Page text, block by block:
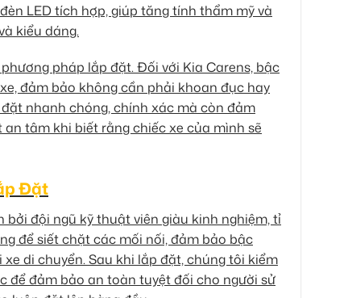
LED tích hợp, giúp tăng tính thẩm mỹ và
kiểu dáng.
pháp lắp đặt. Đối với Kia Carens, bậc
đảm bảo không cần phải khoan đục hay
nhanh chóng, chính xác mà còn đảm
tâm khi biết rằng chiếc xe của mình sẽ
Đặt
đội ngũ kỹ thuật viên giàu kinh nghiệm, tỉ
để siết chặt các mối nối, đảm bảo bậc
di chuyển. Sau khi lắp đặt, chúng tôi kiểm
để đảm bảo an toàn tuyệt đối cho người sử